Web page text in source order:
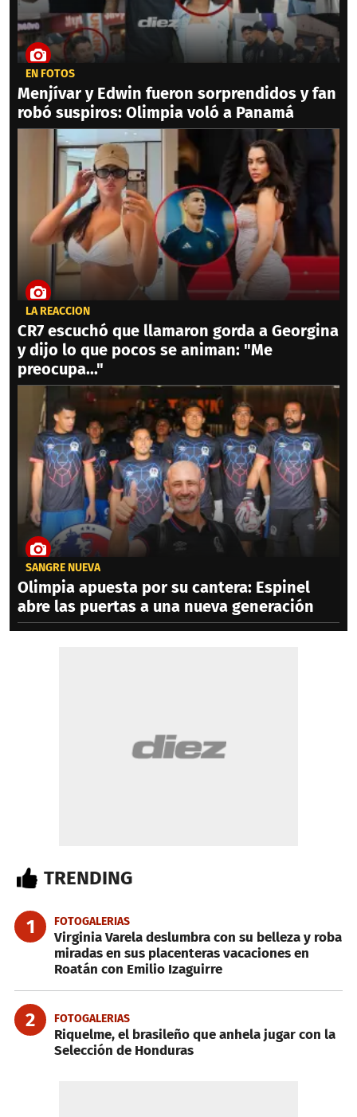
EN FOTOS
Menjívar y Edwin fueron sorprendidos y fan
robó suspiros: Olimpia voló a Panamá
LA REACCIÓN
CR7 escuchó que llamaron gorda a Georgina
y dijo lo que pocos se animan: "Me
preocupa..."
SANGRE NUEVA
Olimpia apuesta por su cantera: Espinel
abre las puertas a una nueva generación
TRENDING
1 FOTOGALERIAS
Virginia Varela deslumbra con su belleza y roba
miradas en sus placenteras vacaciones en
Roatán con Emilio Izaguirre
2 FOTOGALERIAS
Riquelme, el brasileño que anhela jugar con la
Selección de Honduras